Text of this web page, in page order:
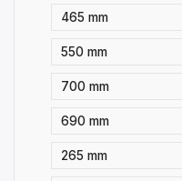
465 mm
550 mm
700 mm
690 mm
265 mm